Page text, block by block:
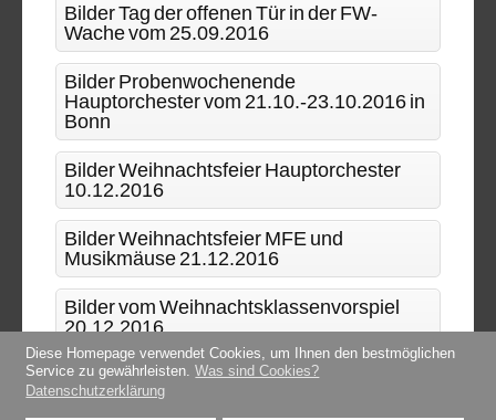
Diese Homepage verwendet Cookies, um Ihnen den bestmöglichen
Service zu gewährleisten. Was sind Cookies?
Datenschutzerklärung
Bilder Tag der offenen Tür in der FW-
Wache vom 25.09.2016
Bilder Probenwochenende
Hauptorchester vom 21.10.-23.10.2016 in
Bonn
Bilder Weihnachtsfeier Hauptorchester
10.12.2016
Bilder Weihnachtsfeier MFE und
Musikmäuse 21.12.2016
Bilder vom Weihnachtsklassenvorspiel
20.12.2016